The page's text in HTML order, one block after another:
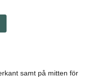
samt på mitten för